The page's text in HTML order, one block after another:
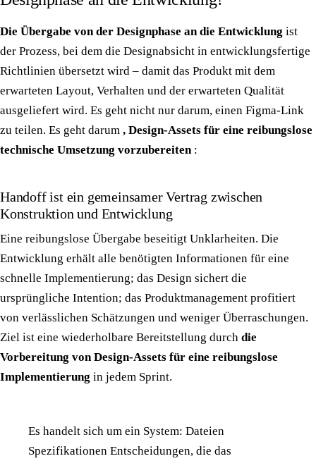
Die Übergabe von der Designphase an die Entwicklung ist
der Prozess, bei dem die Designabsicht in entwicklungsfertige
Richtlinien übersetzt wird – damit das Produkt mit dem
erwarteten Layout, Verhalten und der erwarteten Qualität
ausgeliefert wird. Es geht nicht nur darum, einen Figma-Link
zu teilen. Es geht darum , Design-Assets für eine reibungslose
technische Umsetzung vorzubereiten:
Handoff ist ein gemeinsamer Vertrag zwischen
Konstruktion und Entwicklung
Eine reibungslose Übergabe beseitigt Unklarheiten. Die
Entwicklung erhält alle benötigten Informationen für eine
schnelle Implementierung; das Design sichert die
ursprüngliche Intention; das Produktmanagement profitiert
von verlässlichen Schätzungen und weniger Überraschungen.
Ziel ist eine wiederholbare Bereitstellung durch die
Vorbereitung von Design-Assets für eine reibungslose
Implementierung in jedem Sprint.
Es handelt sich um ein System: Dateien
Spezifikationen Entscheidungen, die das